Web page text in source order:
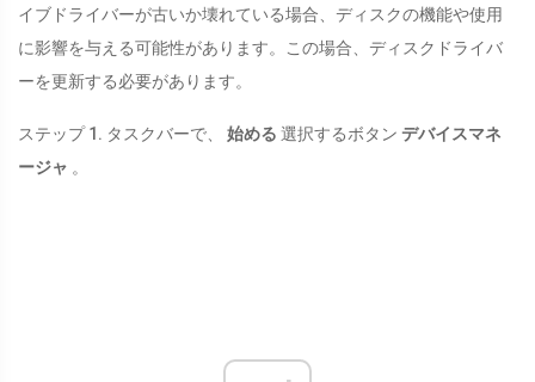
イブドライバーが古いか壊れている場合、ディスクの機能や使用
に影響を与える可能性があります。この場合、ディスクドライバ
ーを更新する必要があります。
ステップ 1. タスクバーで、 始める 選択するボタン デバイスマネ
ージャ 。